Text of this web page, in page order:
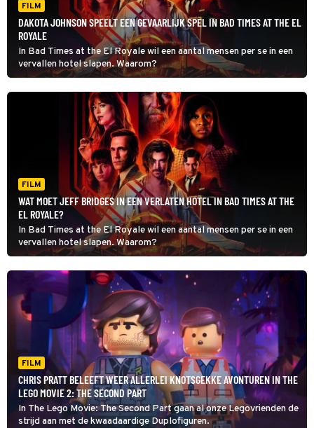
FILM
DAKOTA JOHNSON SPEELT EEN GEVAARLIJK SPEL IN BAD TIMES AT THE EL
ROYALE
In Bad Times at the El Royale wil een aantal mensen per se in een
vervallen hotel slapen. Waarom?
FILM
WAT MOET JEFF BRIDGES IN EEN VERLATEN HOTEL IN BAD TIMES AT THE
EL ROYALE?
In Bad Times at the El Royale wil een aantal mensen per se in een
vervallen hotel slapen. Waarom?
FILM
CHRIS PRATT BELEEFT WEER ALLERLEI KNOTSGEKKE AVONTUREN IN THE
LEGO MOVIE 2: THE SECOND PART
In The Lego Movie: The Second Part gaan al onze Legovrienden de
strijd aan met de kwaadaardige Duplofiguren.